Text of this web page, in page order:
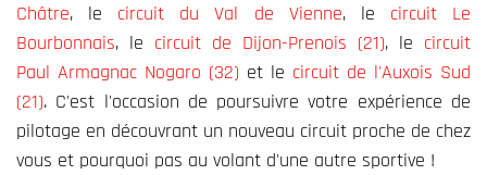
Châtre, le circuit du Val de Vienne, le circuit Le
Bourbonnais, le circuit de Dijon-Prenois (21), le circuit
Paul Armagnac Nogaro (32) et le circuit de l'Auxois Sud
(21). C'est l'occasion de poursuivre votre expérience de
pilotage en découvrant un nouveau circuit proche de chez
vous et pourquoi pas au volant d'une autre sportive !